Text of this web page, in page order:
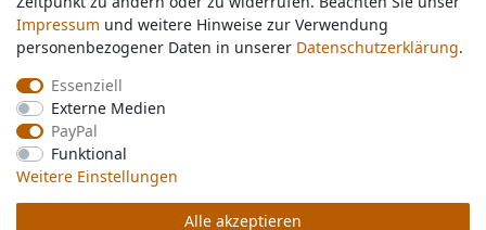
Schreiben Sie uns:
service@nawajo.de
Durchschnittliche Bewertung von
Bewertungsgrundlage des Anbieters: 5 Verkaufs- und 3 Bewertungsplattformen
Impressum und weitere Hinweise zur Verwendung
personenbezogener Daten in unserer Daten­schutz­erklärung.
Essenziell
Externe Medien
PayPal
Funktional
Weitere Einstellungen
Alle akzeptieren
Impressum und weitere Hinweise zur Verwendung
personenbezogener Daten in unserer Daten­schutz­erklärung.
Essenziell
Externe Medien
PayPal
Funktional
Weitere Einstellungen
Alle akzeptieren